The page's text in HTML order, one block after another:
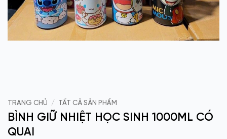
TRANG CHỦ / TẤT CẢ SẢN PHẨM
BÌNH GIỮ NHIỆT HỌC SINH 1000ML CÓ
QUAI